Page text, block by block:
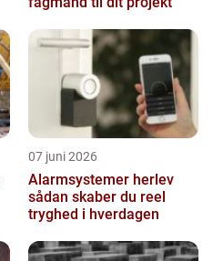
07 juni 2026
Alarmsystemer herlev
sådan skaber du reel
tryghed i hverdagen